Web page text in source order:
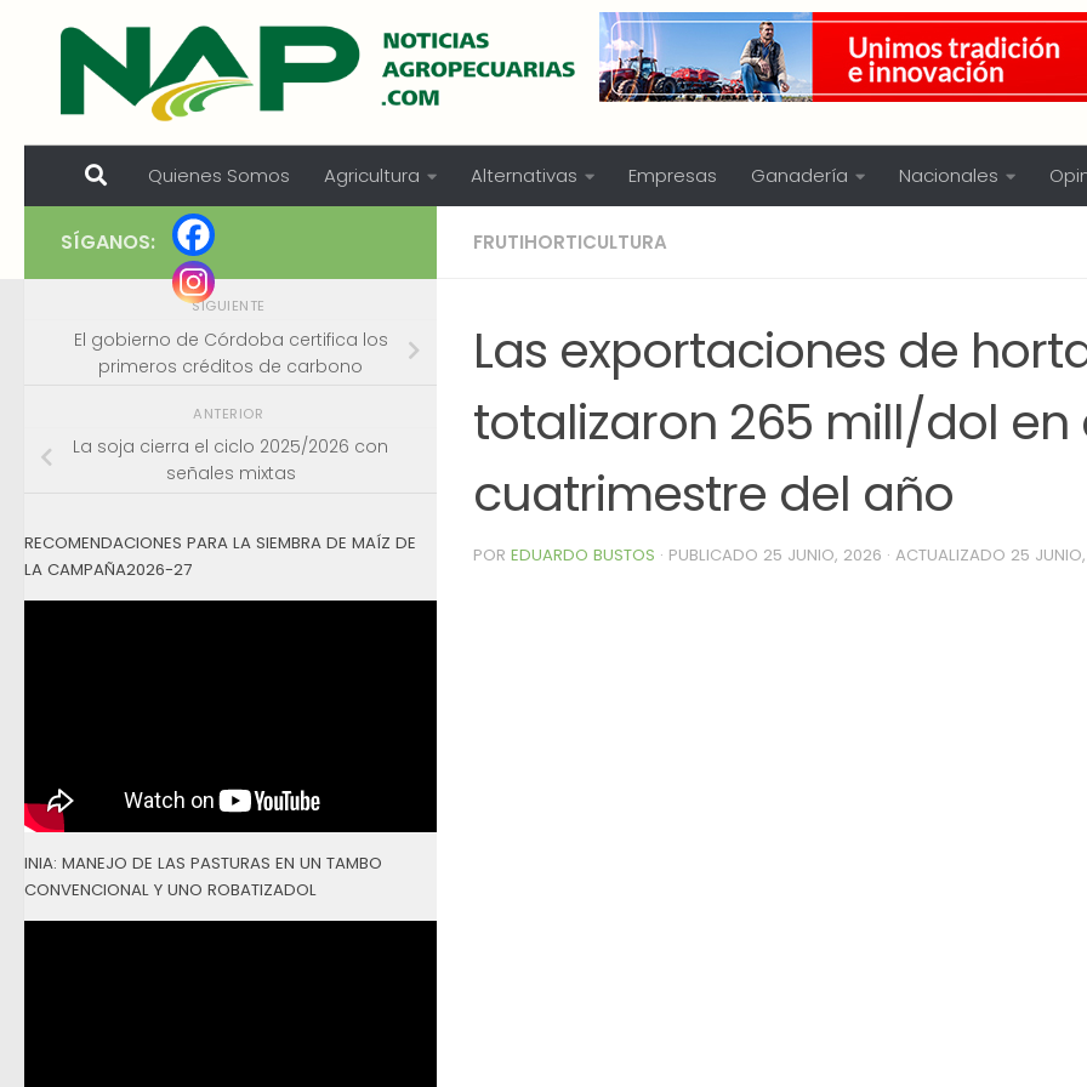
Skip to content
Quienes Somos Agricultura Alternativas Empresas Ganadería Nacionales
FRUTIHORTICULTURA
Las exportaciones de
totalizaron 265 mill/dol en
cuatrimestre del año
POR EDUARDO BUSTOS · PUBLICADO 25 JUNIO, 2026 · ACTUALIZADO 25
SÍGANOS:
SIGUIENTE
El gobierno de Córdoba certifica los
primeros créditos de carbono
ANTERIOR
La soja cierra el ciclo 2025/2026 con
señales mixtas
RECOMENDACIONES PARA LA SIEMBRA DE MAÍZ DE
LA CAMPAÑA2026-27
INIA: MANEJO DE LAS PASTURAS EN UN TAMBO
CONVENCIONAL Y UNO ROBATIZADOL